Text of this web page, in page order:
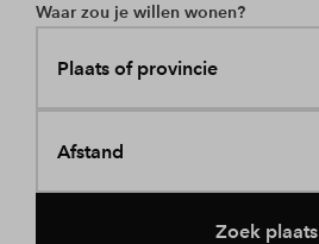
Waar zou je willen wonen?
Plaats of provincie
Afstand
Zoek plaats